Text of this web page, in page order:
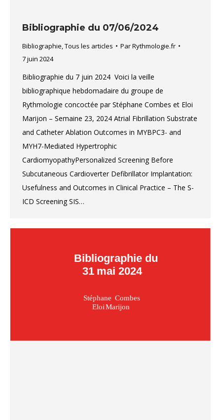
Bibliographie du 07/06/2024
Bibliographie,Tous les articles ParRythmologie.fr
7 juin 2024
Bibliographie du 7 juin 2024 Voici la veille
bibliographique hebdomadaire du groupe de
Rythmologie concoctée par Stéphane Combes et Eloi
Marijon – Semaine 23, 2024 Atrial Fibrillation Substrate
and Catheter Ablation Outcomes in MYBPC3- and
MYH7-Mediated Hypertrophic
CardiomyopathyPersonalized Screening Before
Subcutaneous Cardioverter Defibrillator Implantation:
Usefulness and Outcomes in Clinical Practice – The S-
ICD Screening SIS…